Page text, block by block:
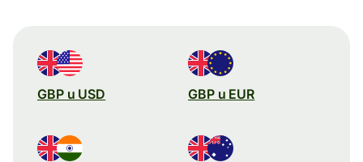
GBP u USD GBP u EUR